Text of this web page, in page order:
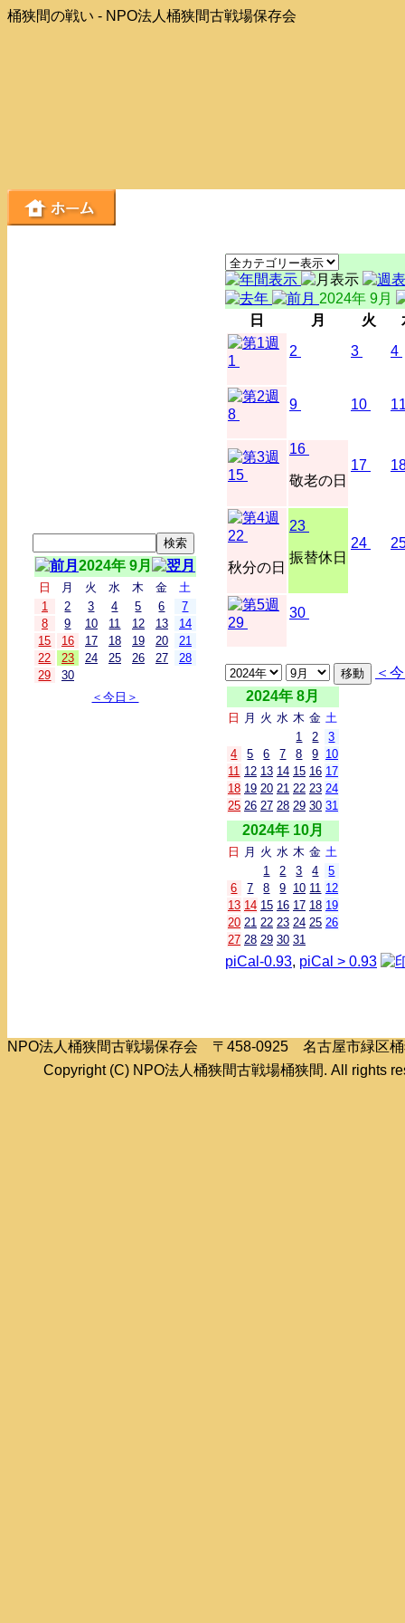
桶狭間の戦い - NPO法人桶狭間古戦場保存会
2024年 9月
日 月 火 水 木 金
土
1
2 3 4 5 6
7
8
9 10 11 12 13
14
15
16 17 18 19 20
21
22
23 24 25 26 27
28
29
30
＜今日＞
2024年 9月
日
月 火
1
2 3 4
8
9 10
15
16
敬老の日
17
22
秋分の日
23
振替休日
24
29
30
＜
2024年 8月
日 月 火 水 木 金 土
1
2
3
4
5 6 7 8 9 10
11 12 13 14 15 16 17
18 19 20 21 22 23 24
25 26 27 28 29 30 31
2024年 10月
日 月 火 水 木 金 土
1
2 3 4
5
6
7 8 9 10 11 12
13 14 15 16 17 18 19
20 21 22 23 24 25 26
27 28 29 30 31
piCal-0.93, piCal > 0.93
NPO法人桶狭間古戦場保存会 〒458-0925 名古屋市緑区
Copyright (C) NPO法人桶狭間古戦場桶狭間. All rights